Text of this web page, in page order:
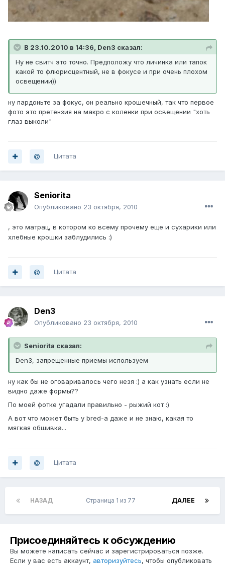
В 23.10.2010 в 14:36, Den3 сказал:
Ну не свитч это точно. Предположу что личинка или тапок
какой то флюрисцентный, не в фокусе и при очень плохом
освещении))
ну пардоньте за фокус, он реально крошечный, так что первое
фото это претензия на макро с коленки при освещении "хоть
глаз выколи"
Цитата
Seniorita
Опубликовано 23 октября, 2010
, это матрац, в котором ко всему прочему еще и сухарики или
хлебные крошки заблудились :)
Цитата
Den3
Опубликовано 23 октября, 2010
Seniorita сказал:
Den3, запрещенные приемы используем
ну как бы не оговаривалось чего незя :) а как узнать если не
видно даже формы??
По моей фотке угадали правильно - рыжий кот :)
А вот что может быть у bred-а даже и не знаю, какая то
мягкая обшивка...
Цитата
НАЗАД ДАЛЕЕ
Страница 1 из 77
Присоединяйтесь к обсуждению
Вы можете написать сейчас и зарегистрироваться позже.
Если у вас есть аккаунт, авторизуйтесь, чтобы опубликовать